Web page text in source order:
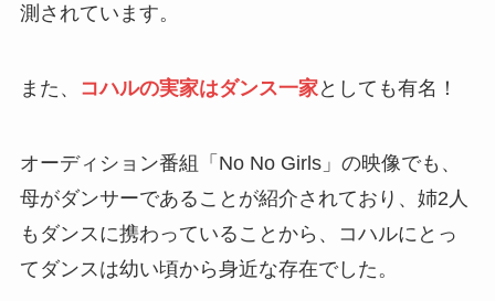
測されています。
また、 コハルの実家はダンス一家としても有名！
オーディション番組「No No Girls」の映像でも、
母がダンサーであることが紹介されており、姉2人
もダンスに携わっていることから、コハルにとっ
てダンスは幼い頃から身近な存在でした。